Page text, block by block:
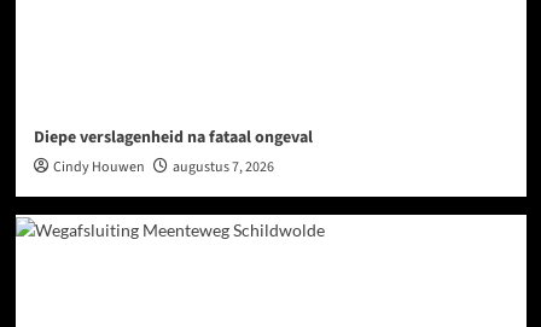
Diepe verslagenheid na fataal ongeval
Cindy Houwen augustus 7, 2026